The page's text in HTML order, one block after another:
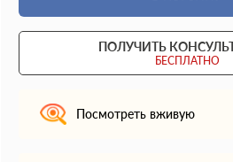
ПОЛУЧИТЬ
БЕСПЛАТНО
Посмотреть вживую